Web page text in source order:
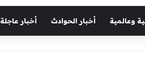
وعالمية أخبار الحوادث أخبار عاجلة